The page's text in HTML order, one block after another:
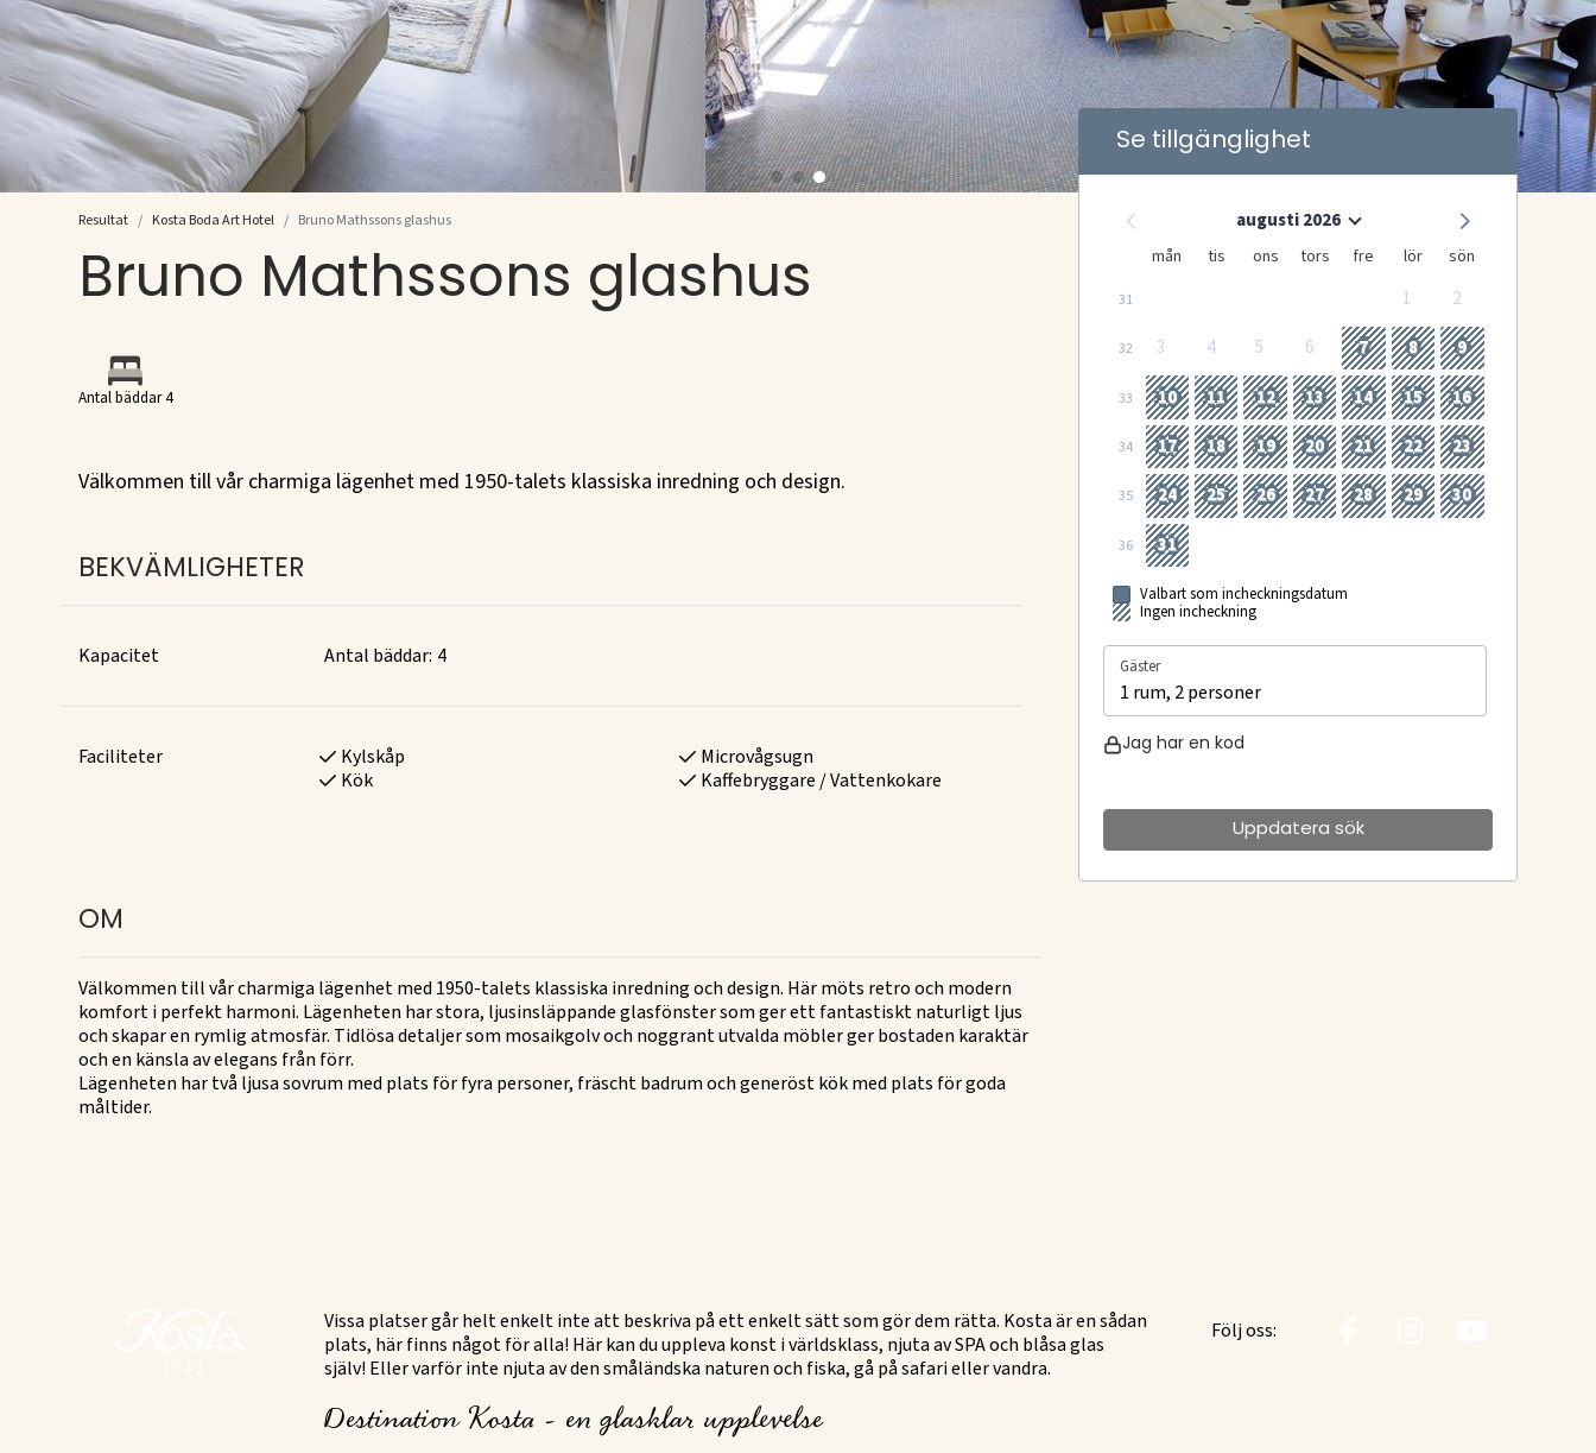
Resultat Kosta Boda Art Hotel Bruno Mathssons glashus
Bruno Mathssons glashus
Antal bäddar 4
Välkommen till vår charmiga lägenhet med 1950-talets klassiska inredning och design.
BEKVÄMLIGHETER
Kapacitet Antal bäddar: 4
Faciliteter Kylskåp
Microvågsugn
Kök
Kaffebryggare / Vattenkokare
OM
Välkommen till vår charmiga lägenhet med 1950-talets klassiska inredning och design. Här möts retro och modern
komfort i perfekt harmoni. Lägenheten har stora, ljusinsläppande glasfönster som ger ett fantastiskt naturligt ljus
och skapar en rymlig atmosfär. Tidlösa detaljer som mosaikgolv och noggrant utvalda möbler ger bostaden karaktär
och en känsla av elegans från förr.
Lägenheten har två ljusa sovrum med plats för fyra personer, fräscht badrum och generöst kök med plats för goda
måltider.
Se tillgänglighet
augusti 2026
mån
tis ons tors fre lör sön
31 1 2
32 3 4 5 6 7 8 9
33 10 11 12 13 14 15 16
34 17 18 19 20 21 22 23
35 24 25 26 27 28 29 30
36 31
Valbart som incheckningsdatum
Ingen incheckning
Gäster
1 rum, 2 personer
Jag har en kod
Uppdatera sök
Vissa platser går helt enkelt inte att beskriva på ett enkelt sätt som gör dem rätta. Kosta är en sådan
plats, här finns något för alla! Här kan du uppleva konst i världsklass, njuta av SPA och blåsa glas
själv! Eller varför inte njuta av den småländska naturen och fiska, gå på safari eller vandra.
Destination Kosta - en glasklar upplevelse
Följ oss: